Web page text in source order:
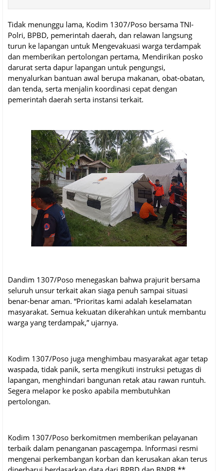
Tidak menunggu lama, Kodim 1307/Poso bersama TNI-
Polri, BPBD, pemerintah daerah, dan relawan langsung
turun ke lapangan untuk Mengevakuasi warga terdampak
dan memberikan pertolongan pertama, Mendirikan posko
darurat serta dapur lapangan untuk pengungsi,
menyalurkan bantuan awal berupa makanan, obat-obatan,
dan tenda, serta menjalin koordinasi cepat dengan
pemerintah daerah serta instansi terkait.
Dandim 1307/Poso menegaskan bahwa prajurit bersama
seluruh unsur terkait akan siaga penuh sampai situasi
benar-benar aman. “Prioritas kami adalah keselamatan
masyarakat. Semua kekuatan dikerahkan untuk membantu
warga yang terdampak,” ujarnya.
Kodim 1307/Poso juga menghimbau masyarakat agar tetap
waspada, tidak panik, serta mengikuti instruksi petugas di
lapangan, menghindari bangunan retak atau rawan runtuh.
Segera melapor ke posko apabila membutuhkan
pertolongan.
Kodim 1307/Poso berkomitmen memberikan pelayanan
terbaik dalam penanganan pascagempa. Informasi resmi
mengenai perkembangan korban dan kerusakan akan terus